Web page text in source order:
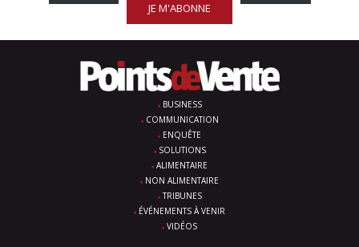
JE M'ABONNE
BUSINESS
COMMUNICATION
ENQUÊTE
SOLUTIONS
ALIMENTAIRE
NON ALIMENTAIRE
TRIBUNES
ÉVÉNEMENTS À VENIR
VIDÉOS